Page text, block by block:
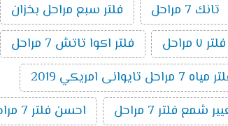
تانك 7 مراحل
فلتر سبع مراحل بخزان
مراحل
فلتر اكوا تاتش 7 مراحل
تايوانى امريكي 2019
شمع فلتر 7 مراحل
احسن فلتر 7 مراحل